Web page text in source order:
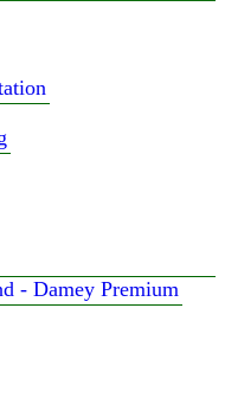
- Damey Premium